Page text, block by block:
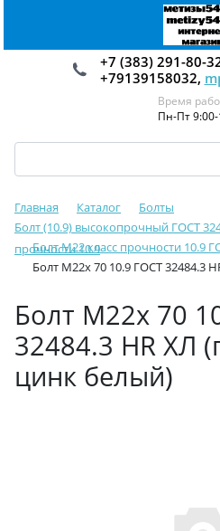
+7 (383) 291-80-
+79139158032,
Время
Пн-Пт
Главная Каталог
Болты
Болт (10.9) высокопрочный ГОСТ
прочности 10.9
Болт М22 класс прочности 10.9
Болт М22х 70 10.9 ГОСТ 32484.3
Болт М22х 70
32484.3 HR ХЛ
цинк белый)